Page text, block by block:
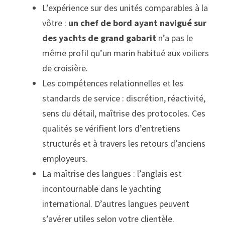
L’expérience sur des unités comparables à la
vôtre : un chef de bord ayant navigué sur
des yachts de grand gabarit n’a pas le
même profil qu’un marin habitué aux voiliers
de croisière.
Les compétences relationnelles et les
standards de service : discrétion, réactivité,
sens du détail, maîtrise des protocoles. Ces
qualités se vérifient lors d’entretiens
structurés et à travers les retours d’anciens
employeurs.
La maîtrise des langues : l’anglais est
incontournable dans le yachting
international. D’autres langues peuvent
s’avérer utiles selon votre clientèle.